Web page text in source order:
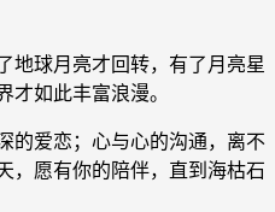
地球月亮才回转，有了月亮星
才如此丰富浪漫。
的爱恋；心与心的沟通，离不
，愿有你的陪伴，直到海枯石